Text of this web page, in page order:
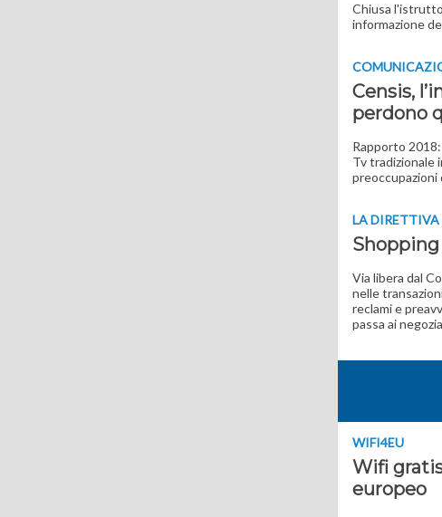
Chiusa
informazione
Censis,
perdono
Rapporto
Tv tradizionale
LA DIRETTIVA
Via libera dal
nelle
reclami e
passa ai
WIFI4EU
Wifi
europeo